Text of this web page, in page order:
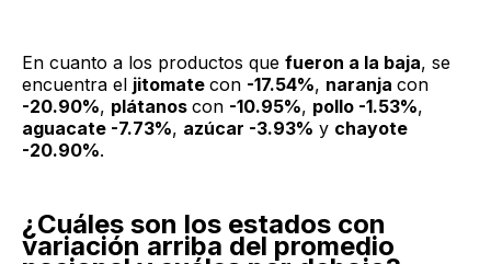
En cuanto a los productos que fueron a la baja, se
encuentra el jitomate con -17.54%, naranja con
-20.90%, plátanos con -10.95%, pollo -1.53%,
aguacate -7.73%, azúcar -3.93% y chayote
-20.90%.
¿Cuáles son los estados con
variación arriba del promedio